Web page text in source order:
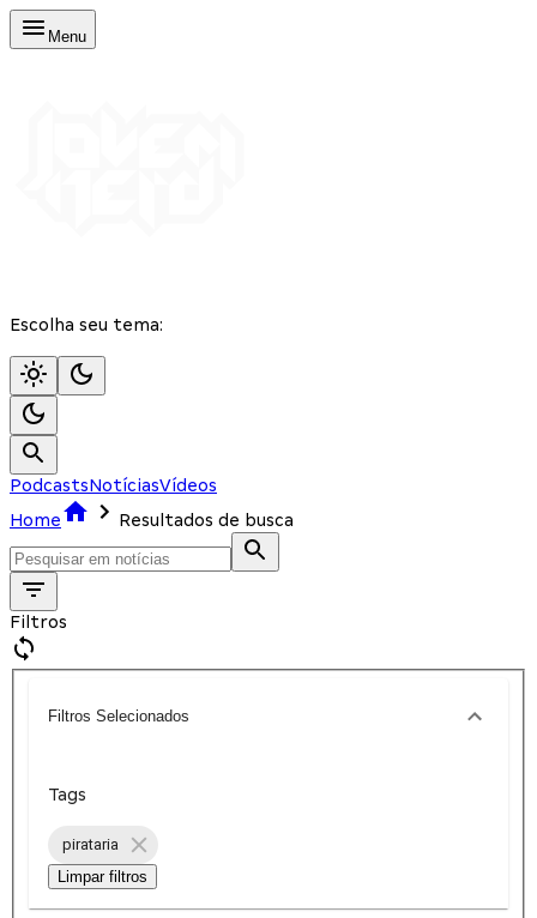
Menu
Escolha seu tema:
PodcastsNotíciasVídeos
Home
Resultados de busca
Filtros
Filtros Selecionados
Tags
pirataria
Limpar filtros